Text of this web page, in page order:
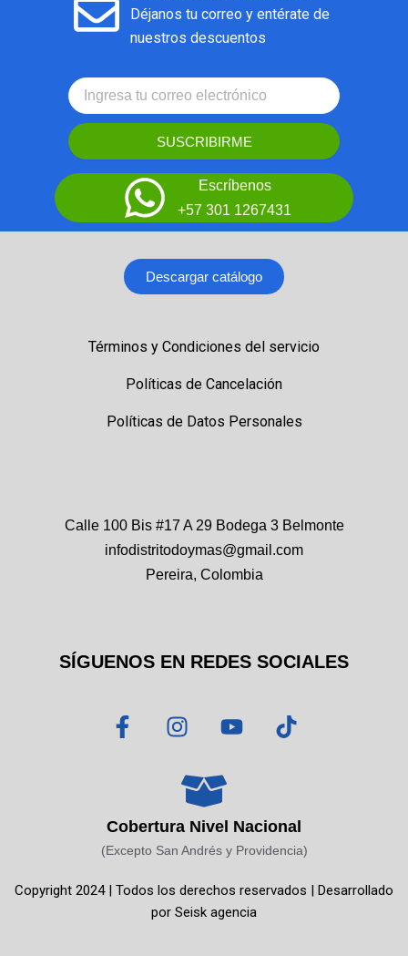
Déjanos tu correo y entérate de
nuestros descuentos
SUSCRIBIRME
Escríbenos
+57 301 1267431
Descargar catálogo
Términos y Condiciones del servicio
Políticas de Cancelación
Políticas de Datos Personales
Calle 100 Bis #17 A 29 Bodega 3 Belmonte
infodistritodoymas@gmail.com
Pereira, Colombia
SÍGUENOS EN REDES SOCIALES
F
a
o
o
-
I
n
t
a
g
r
m
Y
o
b
e
T
i
k
Cobertura Nivel Nacional
(Excepto San Andrés y Providencia)
Copyright 2024 | Todos los derechos reservados | Desarrollado
por Seisk agencia